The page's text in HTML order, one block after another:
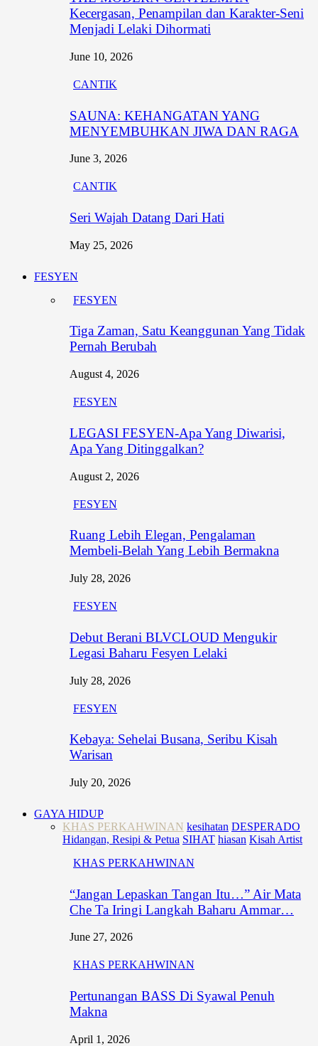
Kecergasan, Penampilan dan Karakter-Seni
Menjadi Lelaki Dihormati
June 10, 2026
CANTIK
SAUNA: KEHANGATAN YANG
MENYEMBUHKAN JIWA DAN RAGA
June 3, 2026
CANTIK
Seri Wajah Datang Dari Hati
May 25, 2026
FESYEN
FESYEN
Tiga Zaman, Satu Keanggunan Yang Tidak
Pernah Berubah
August 4, 2026
FESYEN
LEGASI FESYEN-Apa Yang Diwarisi,
Apa Yang Ditinggalkan?
August 2, 2026
FESYEN
Ruang Lebih Elegan, Pengalaman
Membeli-Belah Yang Lebih Bermakna
July 28, 2026
FESYEN
Debut Berani BLVCLOUD Mengukir
Legasi Baharu Fesyen Lelaki
July 28, 2026
FESYEN
Kebaya: Sehelai Busana, Seribu Kisah
Warisan
July 20, 2026
GAYA HIDUP
KHAS PERKAHWINAN kesihatan DESPERADO
Hidangan, Resipi & Petua SIHAT hiasan Kisah Artist
KHAS PERKAHWINAN
“Jangan Lepaskan Tangan Itu…” Air Mata
Che Ta Iringi Langkah Baharu Ammar…
June 27, 2026
KHAS PERKAHWINAN
Pertunangan BASS Di Syawal Penuh
Makna
April 1, 2026